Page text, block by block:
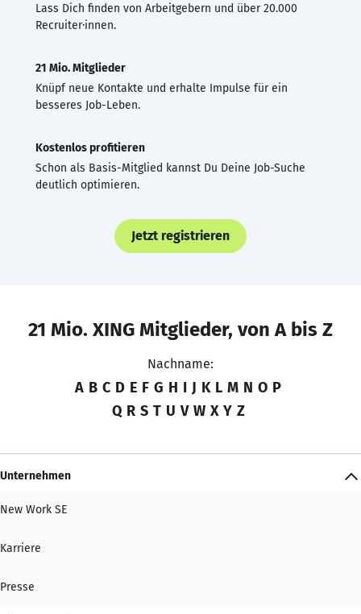
Lass Dich finden von Arbeitgebern und über 20.000
Recruiter·innen.
21 Mio. Mitglieder
Knüpf neue Kontakte und erhalte Impulse für ein
besseres Job-Leben.
Kostenlos profitieren
Schon als Basis-Mitglied kannst Du Deine Job-Suche
deutlich optimieren.
Jetzt registrieren
21 Mio. XING Mitglieder, von A bis Z
Nachname:
A B C D E F G H I J K L M N O P
Q R S T U V W X Y Z
Unternehmen
New Work SE
Karriere
Presse